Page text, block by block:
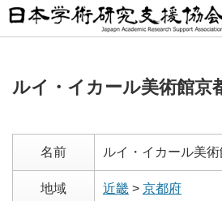
ルイ・イカール美術館京
名前 ルイ・イカール美
地域 近畿 > 京都府